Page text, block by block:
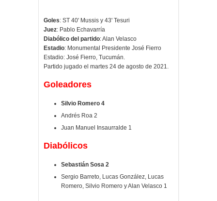
Goles: ST 40' Mussis y 43' Tesuri
Juez: Pablo Echavarría
Diabólico del partido: Alan Velasco
Estadio: Monumental Presidente José Fierro
Estadio: José Fierro, Tucumán.
Partido jugado el martes 24 de agosto de 2021.
Goleadores
Silvio Romero 4
Andrés Roa 2
Juan Manuel Insaurralde 1
Diabólicos
Sebastián Sosa 2
Sergio Barreto, Lucas González, Lucas
Romero, Silvio Romero y Alan Velasco 1